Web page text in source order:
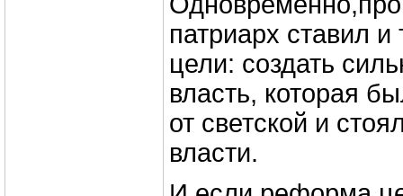
патриарх ставил и
цели: создать
власть, которая
от светской и
власти.